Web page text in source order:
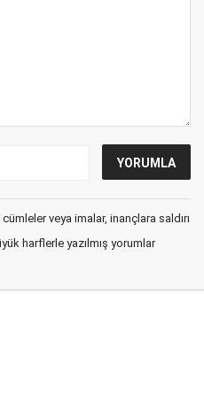
veya imalar, inançlara saldırı
harflerle yazılmış yorumlar